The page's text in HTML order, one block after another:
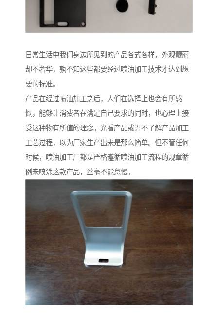
日常生活中我们身边所见到的产品各式各样，外观靓丽
却不奢华，孰不知这些都要经过喷油加工技术才达到想
要的标准。
产品在经过喷油加工之后，人们在选择上也会有所感
慨，能够让消费者在满足自己要求的同时，也心理上接
受这种物有所值的理念。光看产品或许不了解产品加工
工艺过程，以为厂家生产出来是那么简单。但不管任何
时候，喷油加工厂都是严格遵循喷油加工流程的规章循
例来喷涂这款产品，丝毫不能怠慢。